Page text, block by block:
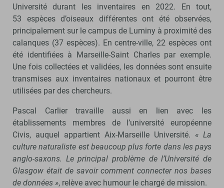
Université durant les inventaires en 2022. En tout,
53 espèces d’oiseaux différentes ont été observées,
principalement sur le campus de Luminy à proximité des
calanques (37 espèces). En centre-ville, 22 espèces ont
été identifiées à Marseille-Saint Charles par exemple.
Une fois collectées et validées, les données sont ensuite
transmises aux inventaires nationaux et pourront être
utilisées par des chercheurs.
Pascal Carlier travaille aussi en lien avec les
établissements membres de l’université européenne
Civis, auquel appartient Aix-Marseille Université. « La
culture naturaliste est beaucoup plus forte dans les pays
anglo-saxons. Le principal problème de l’Université de
Glasgow était de savoir comment connecter nos bases
de données », relève avec humour le chargé de mission.